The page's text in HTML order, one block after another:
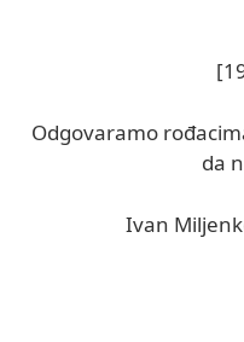
Odgovaramo
da
Ivan